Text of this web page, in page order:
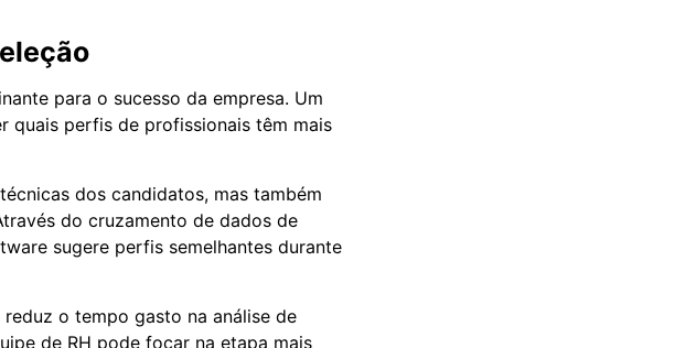
para o sucesso da empresa. Um
quais perfis de profissionais têm mais
dos candidatos, mas também
do cruzamento de dados de
sugere perfis semelhantes durante
o tempo gasto na análise de
de RH pode focar na etapa mais